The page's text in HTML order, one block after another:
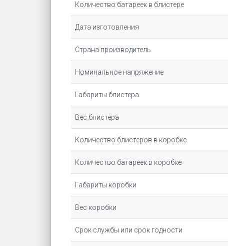
Количество батареек в блистере
Дата изготовления
Страна производитель
Номинальное напряжение
Габариты блистера
Вес блистера
Количество блистеров в коробке
Количество батареек в коробке
Габариты коробки
Вес коробки
Срок службы или срок годности